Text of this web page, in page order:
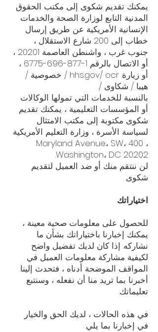
يمكنك تقديم شكوى إلى مكتب الحقوق
المدنية التابع لوزارة الصحة والخدمات
الإنسانية الأمريكية عن طريق إرسال
خطاب إلى 200 شارع الاستقلال ،
جنوب غرب ، واشنطن العاصمة 20201 ،
أو الاتصال بالرقم 1-877-696-6775
،
أو زيارة: hhs.gov/ ocr / خصوصية /
هيبا / شكاوى /.
بالنسبة للخدمات التي تمولها الوكالات
أو المؤسسات التعليمية ، يمكنك تقديم
شكوى مكتوبة إلى مكتب الامتثال
لسياسة الأسرة ، وزارة التعليم الأمريكية
، 400 Maryland Avenue، SW،
Washington، DC 20202.
لن ننتقم منك أو ضد العميل لتقديم
شكوى.
اختياراتك
للحصول على معلومات صحية معينة ،
يمكنك إخبارنا باختياراتك بشأن ما
نشاركه. إذا كان لديك تفضيل واضح
لكيفية مشاركة معلومات العميل في
المواقف الموضحة أدناه ، فتحدث إلينا.
أخبرنا بما تريد منا أن نفعله ، وسنتبع
تعليماتك.
في هذه الحالات ، لديك الحق والخيار
في إخبارنا بما يلي: